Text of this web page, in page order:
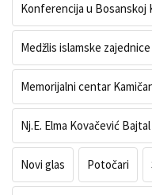
Konferencija u Bosanskoj
Medžlis islamske zajednice
Memorijalni centar
Nj.E. Elma Kovačević Bajtal
Novi glas Potočari